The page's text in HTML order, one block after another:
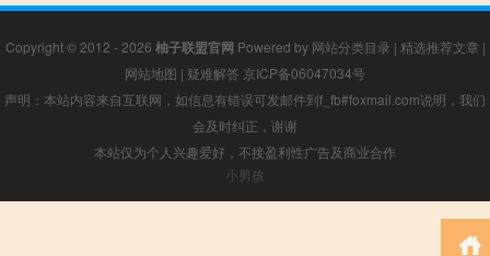
Copyright © 2012 - 2026 柚子联盟官网 Powered by 网站分类目录 | 精选推荐文章 |
网站地图 | 疑难解答 京ICP备06047034号
声明：本站内容来自互联网，如信息有错误可发邮件到f_fb#foxmail.com说明，我们
会及时纠正，谢谢
本站仅为个人兴趣爱好，不接盈利性广告及商业合作
小男孩